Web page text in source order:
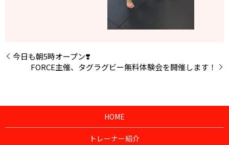
今日も朝5時オープン❣️
FORCE主催、タグラグビー無料体験会を開催します！
HOME
トレーナー紹介